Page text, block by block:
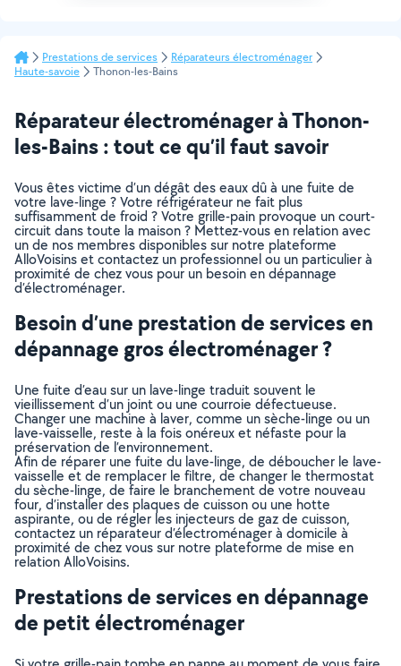
Prestations de services
Réparateurs électroménager
Haute-savoie
Thonon-les-Bains
Réparateur électroménager à Thonon-
les-Bains : tout ce qu’il faut savoir
Vous êtes victime d’un dégât des eaux dû à une fuite de
votre lave-linge ? Votre réfrigérateur ne fait plus
suffisamment de froid ? Votre grille-pain provoque un court-
circuit dans toute la maison ? Mettez-vous en relation avec
un de nos membres disponibles sur notre plateforme
AlloVoisins et contactez un professionnel ou un particulier à
proximité de chez vous pour un besoin en dépannage
d’électroménager.
Besoin d’une prestation de services en
dépannage gros électroménager ?
Une fuite d’eau sur un lave-linge traduit souvent le
vieillissement d’un joint ou une courroie défectueuse.
Changer une machine à laver, comme un sèche-linge ou un
lave-vaisselle, reste à la fois onéreux et néfaste pour la
préservation de l’environnement.
Afin de réparer une fuite du lave-linge, de déboucher le lave-
vaisselle et de remplacer le filtre, de changer le thermostat
du sèche-linge, de faire le branchement de votre nouveau
four, d’installer des plaques de cuisson ou une hotte
aspirante, ou de régler les injecteurs de gaz de cuisson,
contactez un réparateur d’électroménager à domicile à
proximité de chez vous sur notre plateforme de mise en
relation AlloVoisins.
Prestations de services en dépannage
de petit électroménager